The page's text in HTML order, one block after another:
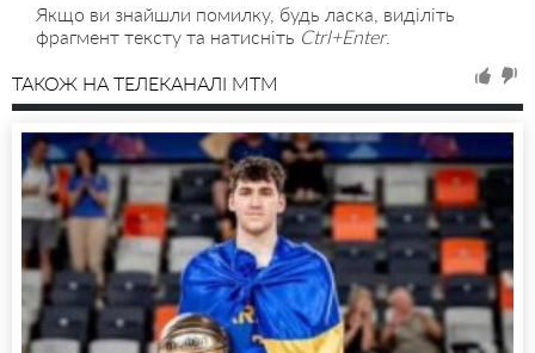
Якщо ви знайшли помилку, будь ласка, виділіть
фрагмент тексту та натисніть Ctrl+Enter.
ТАКОЖ НА ТЕЛЕКАНАЛІ MTM